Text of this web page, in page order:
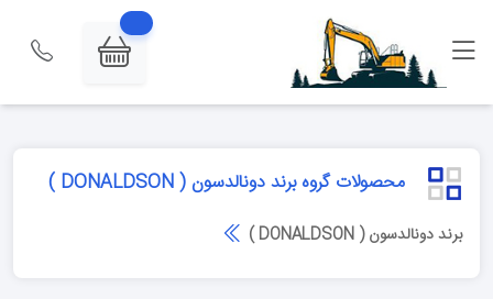
محصولات گروه برند دونالدسون ( DONALDSON )
برند دونالدسون ( DONALDSON )